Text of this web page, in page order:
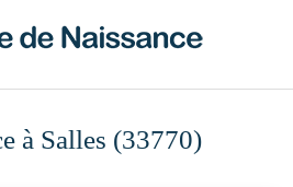
à Salles (33770)